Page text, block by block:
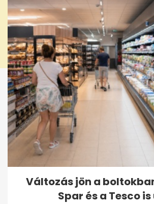
Változás jön a
Spar és a Tesco is